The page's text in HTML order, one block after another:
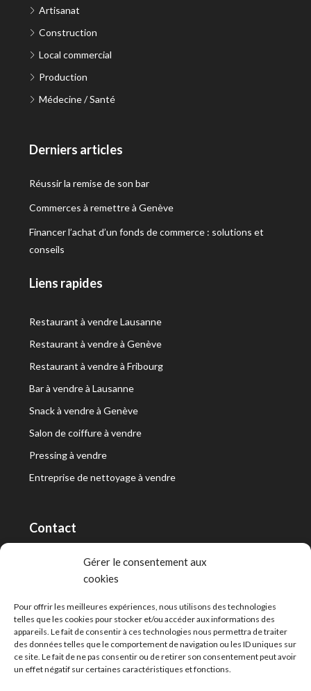
Gérer le consentement aux
cookies
Pour offrir les meilleures expériences, nous utilisons des technologies
telles que les cookies pour stocker et/ou accéder aux informations des
appareils. Le fait de consentir à ces technologies nous permettra de traiter
des données telles que le comportement de navigation ou les ID uniques sur
ce site. Le fait de ne pas consentir ou de retirer son consentement peut avoir
un effet négatif sur certaines caractéristiques et fonctions.
Artisanat
Construction
Local commercial
Production
Médecine / Santé
Derniers articles
Réussir la remise de son bar
Commerces à remettre à Genève
Financer l’achat d’un fonds de commerce : solutions et
conseils
Liens rapides
Restaurant à vendre Lausanne
Restaurant à vendre à Genève
Restaurant à vendre à Fribourg
Bar à vendre à Lausanne
Snack à vendre à Genève
Salon de coiffure à vendre
Pressing à vendre
Entreprise de nettoyage à vendre
Contact
RT Capital First SA/Ltd
info@capitalfirst.ch